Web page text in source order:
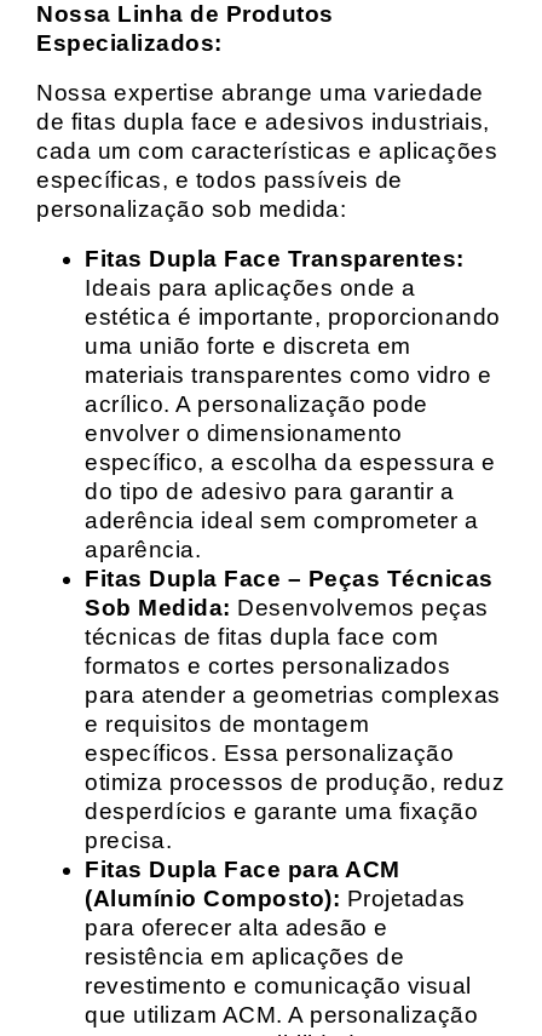
Nossa Linha de Produtos
Especializados:
Nossa expertise abrange uma variedade
de fitas dupla face e adesivos industriais,
cada um com características e aplicações
específicas, e todos passíveis de
personalização sob medida:
Fitas Dupla Face Transparentes:
Ideais para aplicações onde a
estética é importante, proporcionando
uma união forte e discreta em
materiais transparentes como vidro e
acrílico. A personalização pode
envolver o dimensionamento
específico, a escolha da espessura e
do tipo de adesivo para garantir a
aderência ideal sem comprometer a
aparência.
Fitas Dupla Face – Peças Técnicas
Sob Medida: Desenvolvemos peças
técnicas de fitas dupla face com
formatos e cortes personalizados
para atender a geometrias complexas
e requisitos de montagem
específicos. Essa personalização
otimiza processos de produção, reduz
desperdícios e garante uma fixação
precisa.
Fitas Dupla Face para ACM
(Alumínio Composto): Projetadas
para oferecer alta adesão e
resistência em aplicações de
revestimento e comunicação visual
que utilizam ACM. A personalização